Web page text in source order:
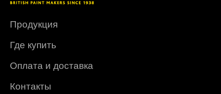
Продукция
Где купить
Оплата и доставка
Контакты